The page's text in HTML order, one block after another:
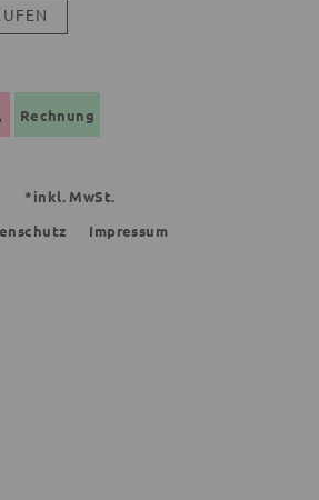
Rechnung
*inkl. MwSt.
Impressum